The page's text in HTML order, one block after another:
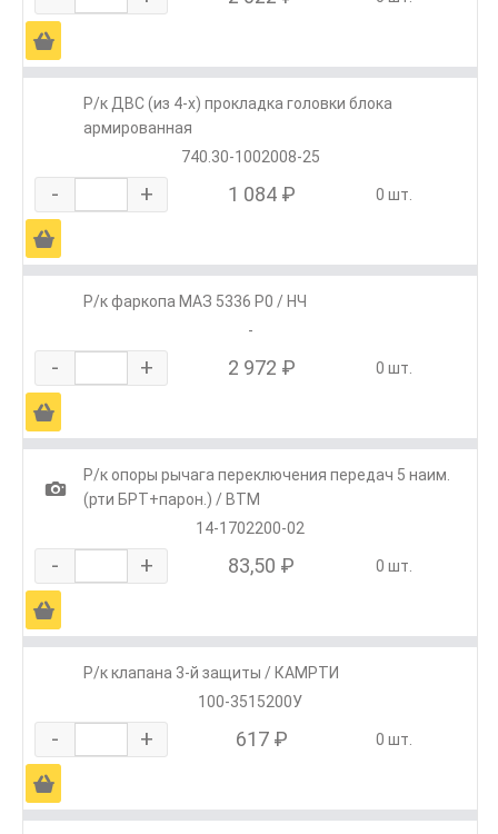
Ä
Р/к ДВС (из 4-х) прокладка головки блока
армированная
740.30-1002008-25
- + 1 084 ₽ 0 шт.
Ä
Р/к фаркопа МАЗ 5336 Р0 / НЧ
-
- + 2 972 ₽ 0 шт.
Ä
1
Р/к опоры рычага переключения передач 5 наим.
(рти БРТ+парон.) / ВТМ
14-1702200-02
- + 83,50 ₽ 0 шт.
Ä
Р/к клапана 3-й защиты / КАМРТИ
100-3515200У
- + 617 ₽ 0 шт.
Ä